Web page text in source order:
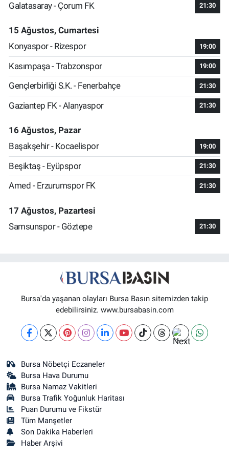
Galatasaray - Çorum FK
21:30
15 Ağustos, Cumartesi
Konyaspor - Rizespor
19:00
Kasımpaşa - Trabzonspor 19:00
Gençlerbirliği S.K. - Fenerbahçe 21:30
Gaziantep FK - Alanyaspor 21:30
16 Ağustos, Pazar
Başakşehir - Kocaelispor
19:00
Beşiktaş - Eyüpspor 21:30
Amed - Erzurumspor FK 21:30
17 Ağustos, Pazartesi
Samsunspor - Göztepe
21:30
Bursa'da yaşanan olayları Bursa Basın sitemizden takip
edebilirsiniz. www.bursabasin.com
Bursa Nöbetçi Eczaneler
Bursa Hava Durumu
Bursa Namaz Vakitleri
Bursa Trafik Yoğunluk Haritası
Puan Durumu ve Fikstür
Tüm Manşetler
Son Dakika Haberleri
Haber Arşivi